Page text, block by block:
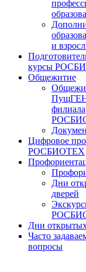
и
курсы
Общежитие
филиала
Цифровое
РОСБИОТЕХ
Дни
дверей
Дни
Часто
вопросы